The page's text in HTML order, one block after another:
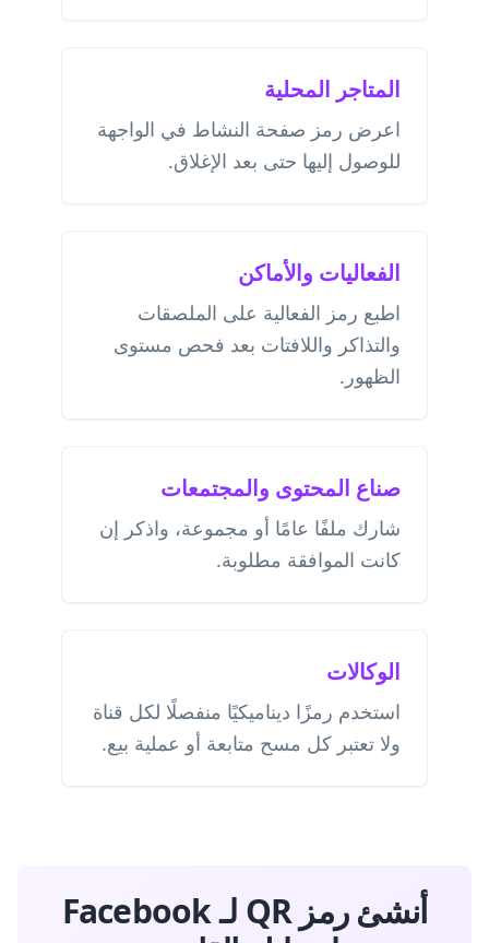
المتاجر المحلية
اعرض رمز صفحة النشاط في الواجهة
للوصول إليها حتى بعد الإغلاق.
الفعاليات والأماكن
اطبع رمز الفعالية على الملصقات
والتذاكر واللافتات بعد فحص مستوى
الظهور.
صناع المحتوى والمجتمعات
شارك ملفًا عامًا أو مجموعة، واذكر إن
كانت الموافقة مطلوبة.
الوكالات
استخدم رمزًا ديناميكيًا منفصلًا لكل قناة
ولا تعتبر كل مسح متابعة أو عملية بيع.
أنشئ رمز QR لـ Facebook